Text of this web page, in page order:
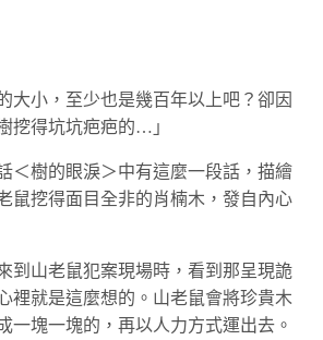
大小，至少也是幾百年以上吧？卻因
挖得坑坑疤疤的…」
＜樹的眼淚＞中有這麼一段話，描繪
鼠挖得面目全非的肖楠木，發自內心
到山老鼠犯案現場時，看到那呈現詭
裡就是這麼想的。山老鼠會將珍貴木
一塊一塊的，再以人力方式運出去。